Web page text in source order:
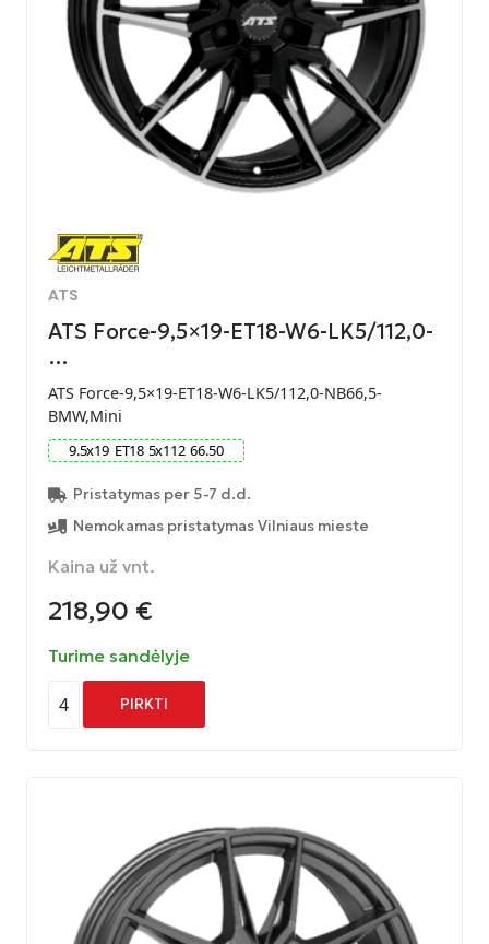
ATS
ATS Force-9,5×19-ET18-W6-LK5/112,0-
…
ATS Force-9,5×19-ET18-W6-LK5/112,0-NB66,5-
BMW,Mini
9.5x19 ET18 5x112 66.50
Pristatymas per 5-7 d.d.
Nemokamas pristatymas Vilniaus mieste
Kaina už vnt.
218,90 €
Turime sandėlyje
4 PIRKTI